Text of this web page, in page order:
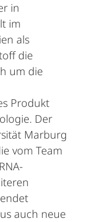
in
im
als
die
um die
Produkt
Der
Marburg
vom Team
auch neue